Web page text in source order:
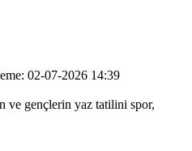
02-07-2026 14:39